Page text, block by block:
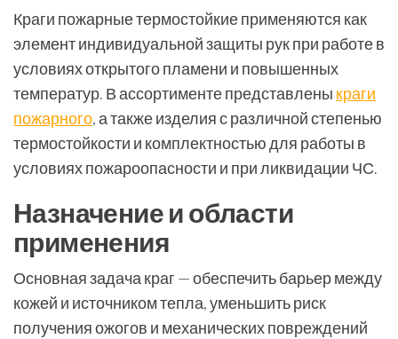
Краги пожарные термостойкие применяются как
элемент индивидуальной защиты рук при работе в
условиях открытого пламени и повышенных
температур. В ассортименте представлены краги
пожарного, а также изделия с различной степенью
термостойкости и комплектностью для работы в
условиях пожароопасности и при ликвидации ЧС.
Назначение и области
применения
Основная задача краг — обеспечить барьер между
кожей и источником тепла, уменьшить риск
получения ожогов и механических повреждений